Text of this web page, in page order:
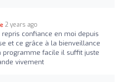
2 years ago
repris confiance en moi depuis
et ce grâce à la bienveillance
programme facile il suffit juste
vivement